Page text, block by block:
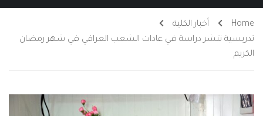
Home
أخبار الكلية
تدريسية تنشر دراسة في عادات الشعب العراقي في شهر رمضان
الكريم